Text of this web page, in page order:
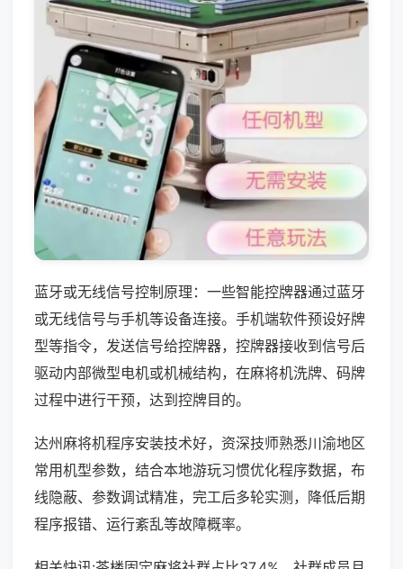
蓝牙或无线信号控制原理：一些智能控牌器通过蓝牙
或无线信号与手机等设备连接。手机端软件预设好牌
型等指令，发送信号给控牌器，控牌器接收到信号后
驱动内部微型电机或机械结构，在麻将机洗牌、码牌
过程中进行干预，达到控牌目的。
达州麻将机程序安装技术好，资深技师熟悉川渝地区
常用机型参数，结合本地游玩习惯优化程序数据，布
线隐蔽、参数调试精准，完工后多轮实测，降低后期
程序报错、运行紊乱等故障概率。